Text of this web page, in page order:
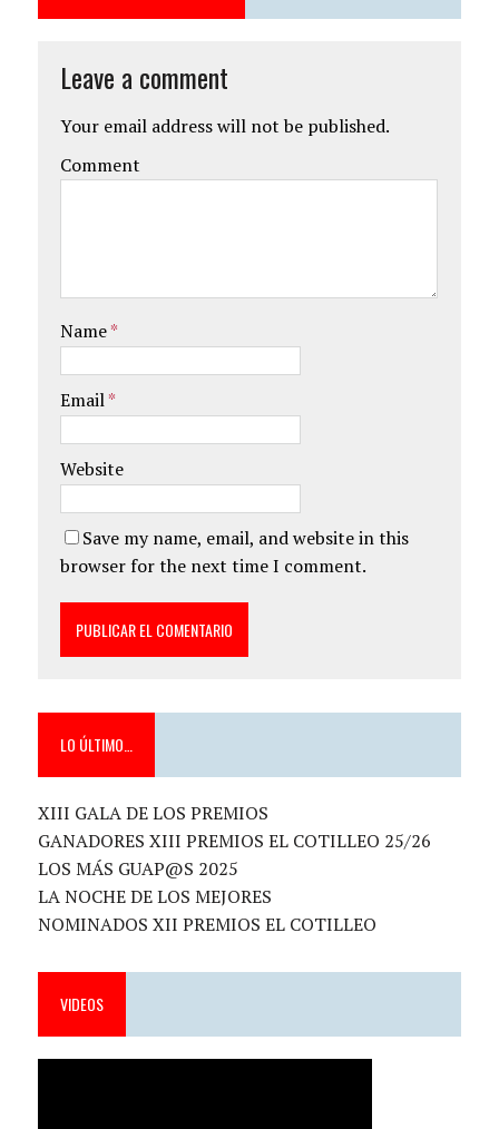
Leave a comment
Your email address will not be published.
Comment
Name*
Email*
Website
Save my name, email, and website in this
browser for the next time I comment.
LO ÚLTIMO…
XIII GALA DE LOS PREMIOS
GANADORES XIII PREMIOS EL COTILLEO 25/26
LOS MÁS GUAP@S 2025
LA NOCHE DE LOS MEJORES
NOMINADOS XII PREMIOS EL COTILLEO
VIDEOS